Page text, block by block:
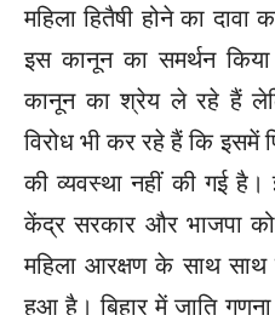
महिला हितैषी होने का दावा
इस कानून का समर्थन
कानून का श्रेय ले रहे हैं
विरोध भी कर रहे हैं कि इसमें
की व्यवस्था नहीं की गई है।
केंद्र सरकार और भाजपा को
महिला आरक्षण के साथ साथ
हुआ है। बिहार में जाति